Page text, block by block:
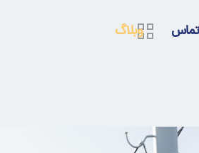
تماس وبلاگ